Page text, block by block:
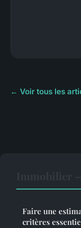
← Voir tous les
Faire une
critères